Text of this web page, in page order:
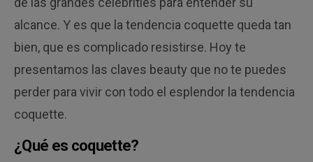
alcance. Y es que la tendencia coquette queda tan
bien, que es complicado resistirse. Hoy te
presentamos las claves beauty que no te puedes
perder para vivir con todo el esplendor la tendencia
coquette.
¿Qué es coquette?